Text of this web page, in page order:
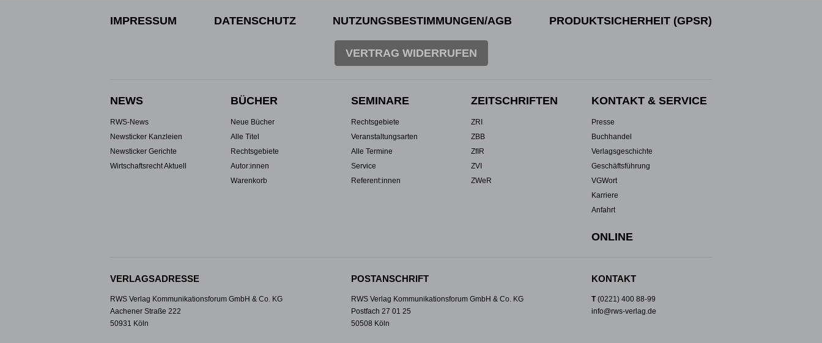
IMPRESSUM DATENSCHUTZ NUTZUNGSBESTIMMUNGEN/AGB PRODUKTSICHERHEIT (GPSR)
VERTRAG WIDERRUFEN
NEWS
RWS-News
Newsticker Kanzleien
Newsticker Gerichte
Wirtschaftsrecht Aktuell
BÜCHER
Neue Bücher
Alle Titel
Rechtsgebiete
Autor:innen
Warenkorb
SEMINARE
Rechtsgebiete
Veranstaltungsarten
Alle Termine
Service
Referent:innen
ZEITSCHRIFTEN
ZRI
ZBB
ZfIR
ZVI
ZWeR
KONTAKT & SERVICE
Presse
Buchhandel
Verlagsgeschichte
Geschäftsführung
VGWort
Karriere
Anfahrt
ONLINE
VERLAGSADRESSE
RWS Verlag Kommunikationsforum GmbH & Co. KG
Aachener Straße 222
50931 Köln
POSTANSCHRIFT
RWS Verlag Kommunikationsforum GmbH & Co. KG
Postfach 27 01 25
50508 Köln
KONTAKT
T(0221) 400 88-99
info@rws-verlag.de